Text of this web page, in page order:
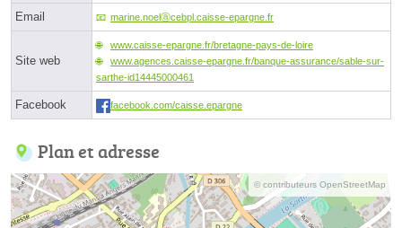
Email marine.noelⓐcebpl.caisse-epargne.fr
Site web
www.caisse-epargne.fr/bretagne-pays-de-loire
www.agences.caisse-epargne.fr/banque-assurance/sable-sur-
sarthe-id14445000461
Facebook facebook.com/caisse.epargne
Plan et adresse
© contributeurs OpenStreetMap